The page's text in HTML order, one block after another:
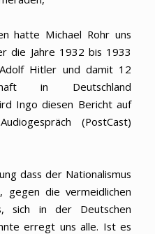
hatte Michael Rohr uns
die Jahre 1932 bis 1933
Hitler und damit 12
in Deutschland
Ingo diesen Bericht auf
(PostCast)
dass der Nationalismus
gegen die vermeidlichen
sich in der Deutschen
erregt uns alle. Ist es